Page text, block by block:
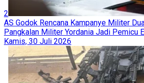
2
AS Godok Rencana Kampanye Militer
Pangkalan Militer Yordania Jadi Pemicu
Kamis, 30 Juli 2026